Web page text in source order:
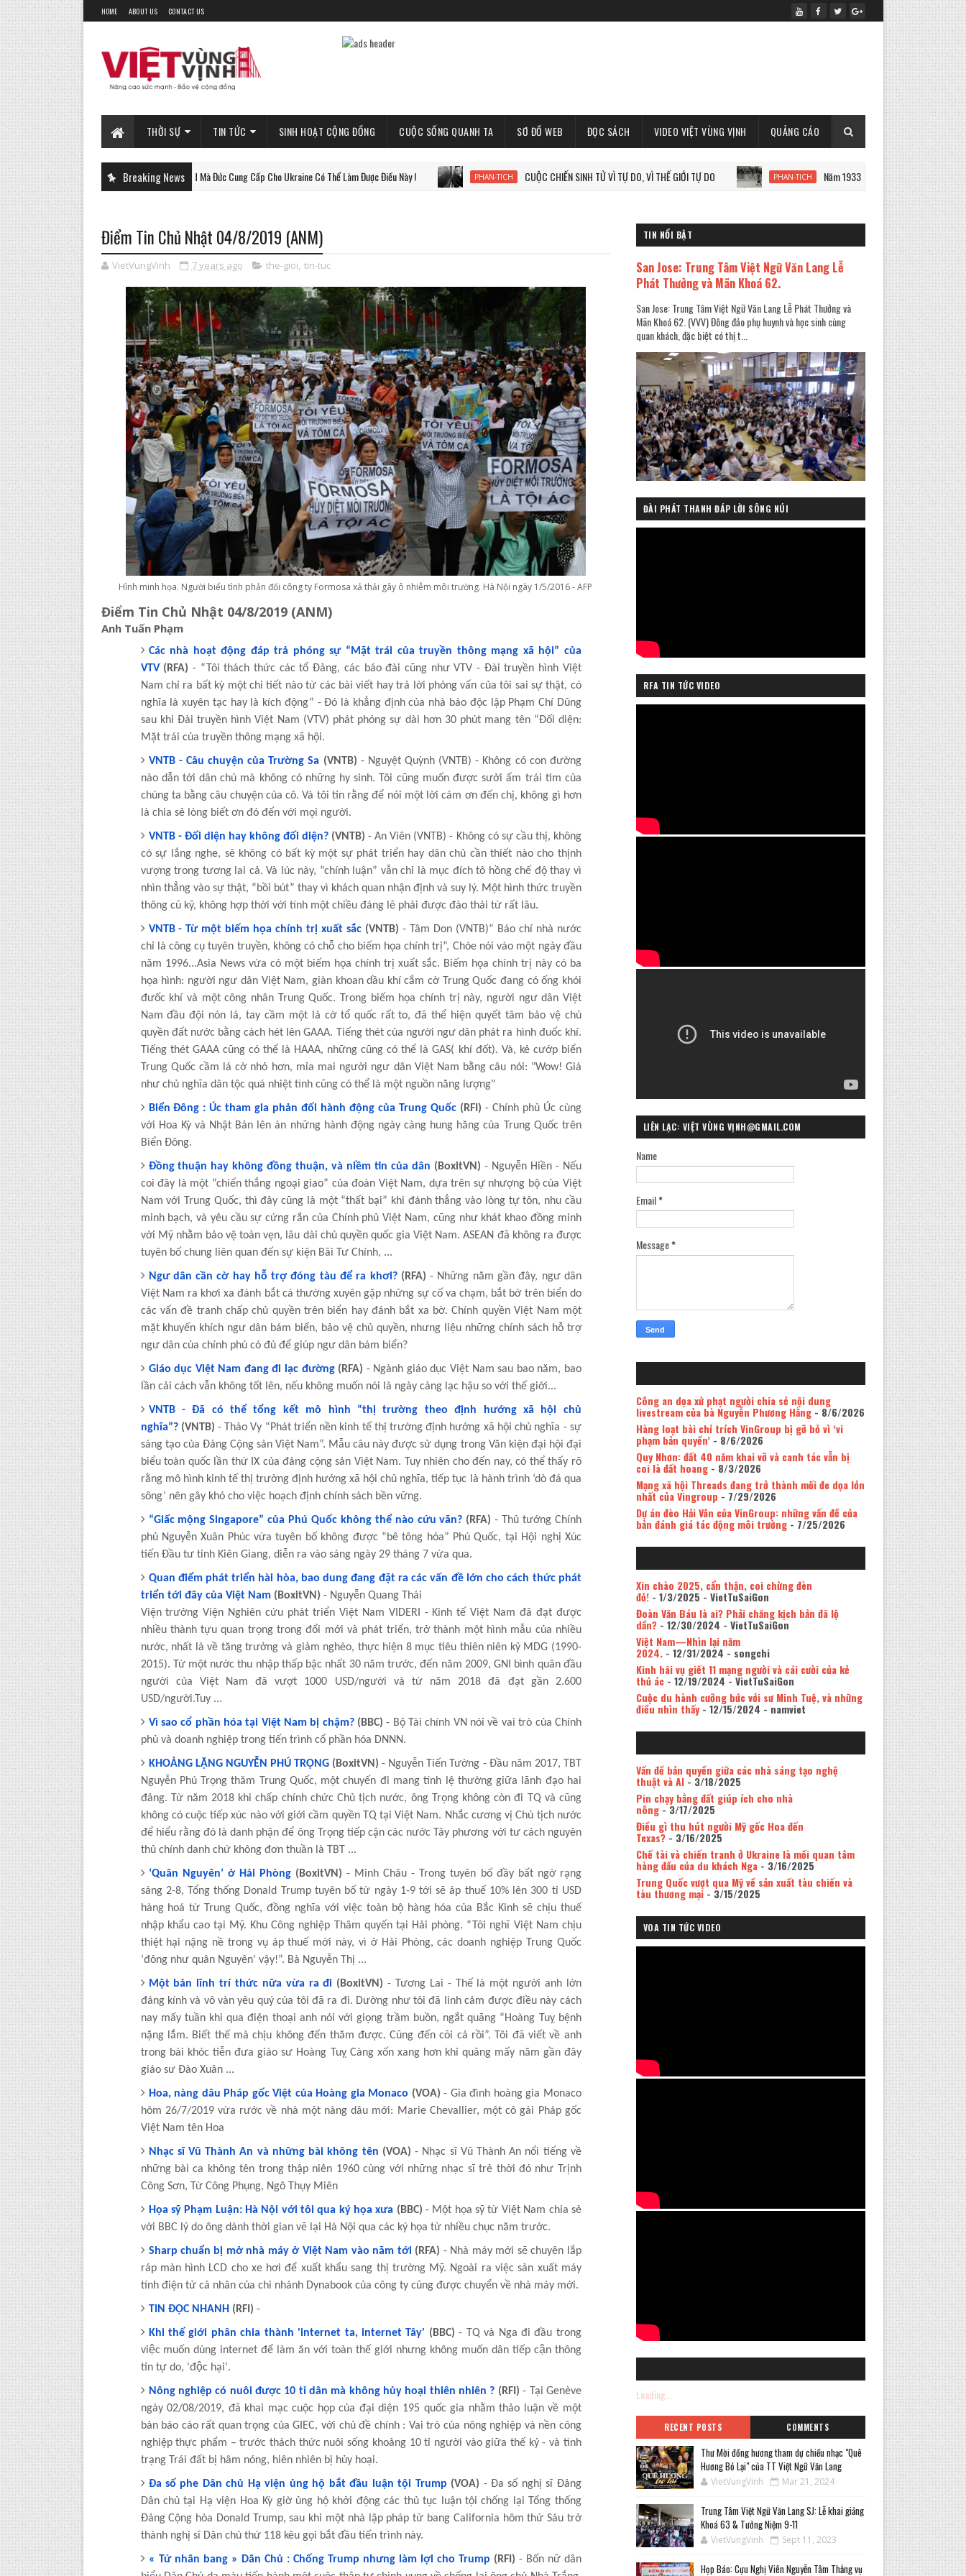
HOME ABOUT US CONTACT US
THỜI SỰ TIN TỨC SINH HOẠT CỘNG ĐỒNG CUỘC SỐNG QUANH TA SƠ ĐỒ WEB ĐỌC SÁCH VIDEO VIỆT VÙNG VỊNH QUẢNG CÁO
Breaking News
PHAN-TICH Xe Tăng Gepard Mà Đức Cung Cấp Cho Ukraine Có Thể Làm Được Điều Này ! PHAN-TICH CUỘC CHIẾN SINH TỬ VÌ TỰ DO, VÌ THẾ GIỚI TỰ DO PHAN-TICH Năm 1933: Staline tàn sát 7 triệu người Ukraine
Điểm Tin Chủ Nhật 04/8/2019 (ANM)
VietVungVinh 7 years ago the-gioi, tin-tuc
Hình minh họa. Người biểu tình phản đối công ty Formosa xả thải gây ô nhiễm môi trường. Hà Nội ngày 1/5/2016 - AFP
Điểm Tin Chủ Nhật 04/8/2019 (ANM)
Anh Tuấn Phạm
Các nhà hoạt động đáp trả phóng sự “Mặt trái của truyền thông mạng xã hội” của
VTV(RFA) - “Tôi thách thức các tổ Đảng, các báo đài cũng như VTV - Đài truyền hình Việt
Nam chỉ ra bất kỳ một chi tiết nào từ các bài viết hay trả lời phỏng vấn của tôi sai sự thật, có
nghĩa là xuyên tạc hay là kích động” - Đó là khẳng định của nhà báo độc lập Phạm Chí Dũng
sau khi Đài truyền hình Việt Nam (VTV) phát phóng sự dài hơn 30 phút mang tên “Đối diện:
Mặt trái của truyền thông mạng xã hội.
VNTB - Câu chuyện của Trường Sa (VNTB) - Nguyệt Quỳnh (VNTB) - Không có con đường
nào dẫn tới dân chủ mà không có những hy sinh. Tôi cũng muốn được sưởi ấm trái tim của
chúng ta bằng câu chuyện của cô. Và tôi tin rằng để nói một lời cám ơn đến chị, không gì hơn
là chia sẻ lòng biết ơn đó đến với mọi người.
VNTB - Đối diện hay không đối diện? (VNTB) - An Viên (VNTB) - Không có sự cầu thị, không
có sự lắng nghe, sẽ không có bất kỳ một sự phát triển hay dân chủ cần thiết nào cho thịnh
vượng trong tương lai cả. Và lúc này, “chính luận” vẫn chỉ là mục đích tô hồng chế độ thay vì
nhìn thẳng vào sự thật, “bồi bút” thay vì khách quan nhận định và suy lý. Một hình thức truyền
thông cũ kỹ, không hợp thời với tính một chiều đáng lẽ phải được đào thải từ rất lâu.
VNTB - Từ một biếm họa chính trị xuất sắc (VNTB) - Tâm Don (VNTB)“ Báo chí nhà nước
chỉ là công cụ tuyên truyền, không có chỗ cho biếm họa chính trị”, Chóe nói vào một ngày đầu
năm 1996...Asia News vừa có một biếm họa chính trị xuất sắc. Biếm họa chính trị này có ba
họa hình: người ngư dân Việt Nam, giàn khoan dầu khí cắm cờ Trung Quốc đang có ống khói
đưốc khí và một công nhân Trung Quốc. Trong biếm họa chính trị này, người ngư dân Việt
Nam đầu đội nón lá, tay cầm một lá cờ tổ quốc rất to, đã thể hiện quyết tâm bảo vệ chủ
quyền đất nước bằng cách hét lên GAAA. Tiếng thét của người ngư dân phát ra hình đuốc khí.
Tiếng thét GAAA cũng có thể là HAAA, những cũng có thể là GAS( khí đốt). Và, kẻ cướp biển
Trung Quốc cầm lá cờ nhỏ hơn, mỉa mai người ngư dân Việt Nam bằng câu nói: "Wow! Giá
như chủ nghĩa dân tộc quá nhiệt tình cũng có thể là một nguồn năng lượng"
Biển Đông : Úc tham gia phản đối hành động của Trung Quốc (RFI) - Chính phủ Úc cùng
với Hoa Kỳ và Nhật Bản lên án những hành động ngày càng hung hăng của Trung Quốc trên
Biển Đông.
Đồng thuận hay không đồng thuận, và niềm tin của dân (BoxitVN) - Nguyễn Hiền - Nếu
coi đây là một “chiến thắng ngoại giao” của đoàn Việt Nam, dựa trên sự nhượng bộ của Việt
Nam với Trung Quốc, thì đây cũng là một “thất bại” khi đánh thẳng vào lòng tự tôn, nhu cầu
minh bạch, và yêu cầu sự cứng rắn của Chính phủ Việt Nam, cũng như khát khao đồng minh
với Mỹ nhằm bảo vệ toàn vẹn, lâu dài chủ quyền quốc gia Việt Nam. ASEAN đã không ra được
tuyên bố chung liên quan đến sự kiện Bãi Tư Chính, ...
Ngư dân cần cờ hay hỗ trợ đóng tàu để ra khơi?(RFA) - Những năm gần đây, ngư dân
Việt Nam ra khơi xa đánh bắt cá thường xuyên gặp những sự cố va chạm, bắt bớ trên biển do
các vấn đề tranh chấp chủ quyền trên biển hay đánh bắt xa bờ. Chính quyền Việt Nam một
mặt khuyến khích ngư dân bám biển, bảo vệ chủ quyền, nhưng liệu những chính sách hỗ trợ
ngư dân của chính phủ có đủ để giúp ngư dân bám biển?
Giáo dục Việt Nam đang đi lạc đường(RFA) - Ngành giáo dục Việt Nam sau bao năm, bao
lần cải cách vẫn không tốt lên, nếu không muốn nói là ngày càng lạc hậu so với thế giới...
VNTB - Đã có thể tổng kết mô hình “thị trường theo định hướng xã hội chủ
nghĩa”?(VNTB) - Thảo Vy “Phát triển nền kinh tế thị trường định hướng xã hội chủ nghĩa - sự
sáng tạo của Đảng Cộng sản Việt Nam”. Mẫu câu này được sử dụng trong Văn kiện đại hội đại
biểu toàn quốc lần thứ IX của đảng cộng sản Việt Nam. Tuy nhiên cho đến nay, có thể thấy rõ
rằng mô hình kinh tế thị trường định hướng xã hội chủ nghĩa, tiếp tục là hành trình ‘dò đá qua
sông’ nên gây khó cho việc hoạch định chính sách bền vững.
“Giấc mộng Singapore” của Phú Quốc không thể nào cứu vãn? (RFA) - Thủ tướng Chính
phủ Nguyễn Xuân Phúc vừa tuyên bố không được “bê tông hóa” Phú Quốc, tại Hội nghị Xúc
tiến Đầu tư tỉnh Kiên Giang, diễn ra vào sáng ngày 29 tháng 7 vừa qua.
Quan điểm phát triển hài hòa, bao dung đang đặt ra các vấn đề lớn cho cách thức phát
triển tới đây của Việt Nam(BoxitVN) - Nguyễn Quang Thái
Viện trưởng Viện Nghiên cứu phát triển Việt Nam VIDERI - Kinh tế Việt Nam đã đạt được
nhiều thành tựu quan trọng trong đổi mới và phát triển, trở thành một hình mẫu của nhiều
nước, nhất là về tăng trưởng và giảm nghèo, thực hiện 8 mục tiêu thiên niên kỷ MDG (1990-
2015). Từ một nước thu nhập thấp bậc nhất 30 năm trước, đến năm 2009, GNI bình quân đầu
người của Việt Nam đã vượt 1000 USD/người và từ năm 2018 đã đạt gần 2.600
USD/người.Tuy ...
Vì sao cổ phần hóa tại Việt Nam bị chậm?(BBC) - Bộ Tài chính VN nói về vai trò của Chính
phủ và doanh nghiệp trong tiến trình cổ phần hóa DNNN.
KHOẢNG LẶNG NGUYỄN PHÚ TRỌNG(BoxitVN) - Nguyễn Tiến Tường - Đầu năm 2017, TBT
Nguyễn Phú Trọng thăm Trung Quốc, một chuyến đi mang tính lệ thường giữa lãnh đạo hai
đảng. Từ năm 2018 khi chấp chính chức Chủ tịch nước, ông Trọng không còn đi TQ và cũng
không có cuộc tiếp xúc nào với giới cầm quyền TQ tại Việt Nam. Nhắc cương vị Chủ tịch nước
để hiểu rằng đó là danh phận để ông Trọng tiếp cận các nước Tây phương với tư cách nguyên
thủ chính danh chứ không đơn thuần là TBT ...
‘Quân Nguyên’ ở Hải Phòng(BoxitVN) - Minh Châu - Trong tuyên bố đầy bất ngờ rạng
sáng 2-8, Tổng thống Donald Trump tuyên bố từ ngày 1-9 tới sẽ áp thuế 10% lên 300 tỉ USD
hàng hoá từ Trung Quốc, đồng nghĩa với việc toàn bộ hàng hóa của Bắc Kinh sẽ chịu thuế
nhập khẩu cao tại Mỹ. Khu Công nghiệp Thâm quyến tại Hải phòng. “Tôi nghĩ Việt Nam chịu
thiệt hại nặng nề trong vụ áp thuế mới này, vì ở Hải Phòng, các doanh nghiệp Trung Quốc
‘đông như quân Nguyên’ vậy!”. Bà Nguyễn Thị ...
Một bản lĩnh trí thức nữa vừa ra đi (BoxitVN) - Tương Lai - Thế là một người anh lớn
đáng kính và vô vàn yêu quý của tôi đã ra đi. Dường như tôi đã linh cảm được điều này cách
nay mấy tuần khi qua điện thoại anh nói với giọng trầm buồn, ngắt quãng “Hoàng Tuỵ bệnh
nặng lắm. Biết thế mà chịu không đến thăm được. Cũng đến cõi cả rồi”. Tôi đã viết về anh
trong bài khóc tiễn đưa giáo sư Hoàng Tuỵ Càng xốn xang hơn khi quãng mấy năm gần đây
giáo sư Đào Xuân ...
Hoa, nàng dâu Pháp gốc Việt của Hoàng gia Monaco (VOA) - Gia đình hoàng gia Monaco
hôm 26/7/2019 vừa rước về nhà một nàng dâu mới: Marie Chevallier, một cô gái Pháp gốc
Việt Nam tên Hoa
Nhạc sĩ Vũ Thành An và những bài không tên (VOA) - Nhạc sĩ Vũ Thành An nổi tiếng về
những bài ca không tên trong thập niên 1960 cùng với những nhạc sĩ trẻ thời đó như Trịnh
Công Sơn, Từ Công Phụng, Ngô Thụy Miên
Họa sỹ Phạm Luận: Hà Nội với tôi qua ký họa xưa (BBC) - Một họa sỹ từ Việt Nam chia sẻ
với BBC lý do ông dành thời gian vẽ lại Hà Nội qua các ký họa từ nhiều chục năm trước.
Sharp chuẩn bị mở nhà máy ở Việt Nam vào năm tới(RFA) - Nhà máy mới sẽ chuyên lắp
ráp màn hình LCD cho xe hơi để xuất khẩu sang thị trường Mỹ. Ngoài ra việc sản xuất máy
tính điện tử cá nhân của chi nhánh Dynabook của công ty cũng được chuyển về nhà máy mới.
TIN ĐỌC NHANH (RFI) -
Khi thế giới phân chia thành 'internet ta, internet Tây' (BBC) - TQ và Nga đi đầu trong
việc muốn dùng internet để làm ăn với toàn thế giới nhưng không muốn dân tiếp cận thông
tin tự do, 'độc hại'.
Nông nghiệp có nuôi được 10 tỉ dân mà không hủy hoại thiên nhiên ? (RFI) - Tại Genève
ngày 02/08/2019, đã khai mạc cuộc họp của đại diện 195 quốc gia nhằm thảo luận về một
bản báo cáo rất quan trọng của GIEC, với chủ đề chính : Vai trò của nông nghiệp và nền công
nghiệp thực phẩm – trước thách thức nuôi sống khoảng 10 tỉ người vào giữa thế kỷ - và tình
trạng Trái đất bị hâm nóng, hiên nhiên bị hủy hoại.
Đa số phe Dân chủ Hạ viện ủng hộ bắt đầu luận tội Trump (VOA) - Đa số nghị sĩ Đảng
Dân chủ tại Hạ viện Hoa Kỳ giờ ủng hộ khởi động các thủ tục luận tội chống lại Tổng thống
Đảng Cộng hòa Donald Trump, sau khi một nhà lập pháp từ bang California hôm thứ Sáu trở
thành nghị sĩ Dân chủ thứ 118 kêu gọi bắt đầu tiến trình này.
« Tứ nhân bang » Dân Chủ : Chống Trump nhưng làm lợi cho Trump (RFI) - Bốn nữ dân
TIN NỔI BẬT
San Jose: Trung Tâm Việt Ngữ Văn Lang Lễ
Phát Thưởng và Mãn Khoá 62.
San Jose: Trung Tâm Việt Ngữ Văn Lang Lễ Phát Thưởng và
Mãn Khoá 62. (VVV) Đông đảo phụ huynh và học sinh cùng
quan khách, đặc biệt có thị t...
ĐÀI PHÁT THANH ĐÁP LỜI SÔNG NÚI
RFA TIN TỨC VIDEO
LIÊN LẠC: VIỆT VÙNG VỊNH@GMAIL.COM
Name
Email*
Message*
Công an dọa xử phạt người chia sẻ nội dung
livestream của bà Nguyễn Phương Hằng- 8/6/2026
Hàng loạt bài chỉ trích VinGroup bị gỡ bỏ vì ‘vi
phạm bản quyền’- 8/6/2026
Quy Nhơn: đất 40 năm khai vỡ và canh tác vẫn bị
coi là đất hoang- 8/3/2026
Mạng xã hội Threads đang trở thành mối đe dọa lớn
nhất của Vingroup - 7/29/2026
Dự án đèo Hải Vân của VinGroup: những vấn đề của
bản đánh giá tác động môi trường- 7/25/2026
Xin chào 2025, cẩn thận, coi chừng đèn
đỏ!- 1/3/2025 - VietTuSaiGon
Đoàn Văn Báu là ai? Phải chăng kịch bản đã lộ
dần?- 12/30/2024 - VietTuSaiGon
Việt Nam—Nhìn lại năm
2024.- 12/31/2024 - songchi
Kinh hãi vụ giết 11 mạng người và cái cười của kẻ
thủ ác- 12/19/2024 - VietTuSaiGon
Cuộc du hành cưỡng bức với sư Minh Tuệ, và những
điều nhìn thấy- 12/15/2024 - namviet
Vấn đề bản quyền giữa các nhà sáng tạo nghệ
thuật và AI- 3/18/2025
Pin chạy bằng đất giúp ích cho nhà
nông- 3/17/2025
Điều gì thu hút người Mỹ gốc Hoa đến
Texas?- 3/16/2025
Chế tài và chiến tranh ở Ukraine là mối quan tâm
hàng đầu của du khách Nga- 3/16/2025
Trung Quốc vượt qua Mỹ về sản xuất tàu chiến và
tàu thương mại- 3/15/2025
VOA TIN TỨC VIDEO
Loading...
RECENT POSTS COMMENTS
Thư Mời đồng hương tham dự chiều nhạc "Quê
Hương Bỏ Lại" của TT Việt Ngữ Văn Lang
VietVungVinh Mar 21, 2024
Trung Tâm Việt Ngữ Văn Lang SJ: Lễ khai giảng
Khoá 63 & Tưởng Niệm 9-11
VietVungVinh Sept 11, 2023
Họp Báo: Cựu Nghị Viên Nguyễn Tâm Thắng vụ